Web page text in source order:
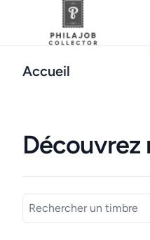
Accueil
Nos timbres